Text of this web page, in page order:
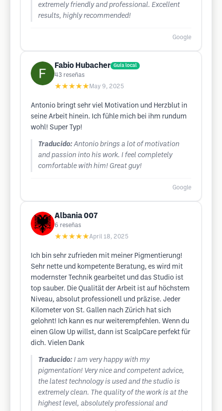
extremely friendly and professional. Excellent
results, highly recommended!
Google
Fabio Hubacher Guía local
43 reseñas
★★★★★ May 9, 2025
Antonio bringt sehr viel Motivation und Herzblut in
seine Arbeit hinein. Ich fühle mich bei ihm rundum
wohl! Super Typ!
Traducido: Antonio brings a lot of motivation
and passion into his work. I feel completely
comfortable with him! Great guy!
Google
Albania 007
6 reseñas
★★★★★April 18, 2025
Ich bin sehr zufrieden mit meiner Pigmentierung!
Sehr nette und kompetente Beratung, es wird mit
modernster Technik gearbeitet und das Studio ist
top sauber. Die Qualität der Arbeit ist auf höchstem
Niveau, absolut professionell und präzise. Jeder
Kilometer von St. Gallen nach Zürich hat sich
gelohnt! Ich kann es nur weiterempfehlen. Wenn du
einen Glow Up willst, dann ist ScalpCare perfekt für
dich. Vielen Dank
Traducido: I am very happy with my
pigmentation! Very nice and competent advice,
the latest technology is used and the studio is
extremely clean. The quality of the work is at the
highest level, absolutely professional and